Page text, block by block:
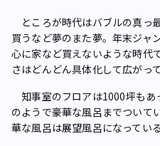
ところが時代はバブルの真っ
買うなど夢のまた夢。年末ジャ
心に家など買えないような時代
さはどんどん具体化して広がっ
知事室のフロアは1000坪もあ
のようで豪華な風呂までつい
華な風呂は展望風呂になってい